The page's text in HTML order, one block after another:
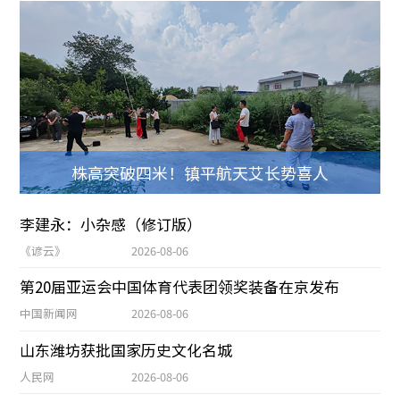
株高突破四米！镇平航天艾长势喜人
李建永：小杂感（修订版）
《谚云》 2026-08-06
第20届亚运会中国体育代表团领奖装备在京发布
中国新闻网 2026-08-06
山东潍坊获批国家历史文化名城
人民网 2026-08-06